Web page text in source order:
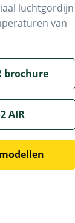
luchtgordijn
van
brochure
AIR